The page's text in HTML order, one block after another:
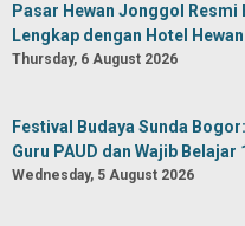
Pasar Hewan Jonggol Resmi
Lengkap dengan Hotel Hewan
Thursday, 6 August 2026
Festival Budaya Sunda
Guru PAUD dan Wajib Belajar
Wednesday, 5 August 2026